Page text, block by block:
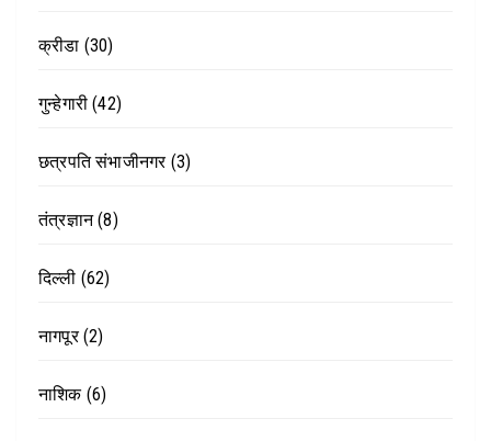
क्रीडा (30)
गुन्हेगारी (42)
छत्रपति संभाजीनगर(3)
तंत्रज्ञान(8)
दिल्ली (62)
नागपूर(2)
नाशिक(6)